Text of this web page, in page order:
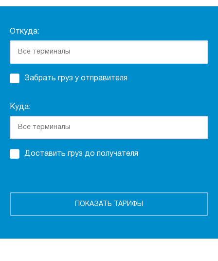
Откуда:
Забрать груз у отправителя
Куда:
Доставить груз до получателя